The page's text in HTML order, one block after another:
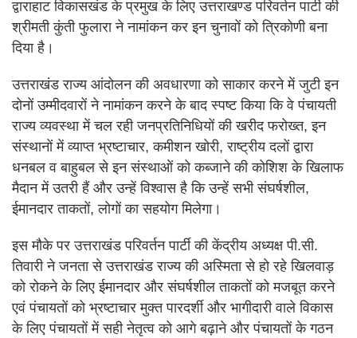
द्वाराहाट विकासखंड के प्रमुख के लिए उत्तराखण्ड परिवर्तन पार्टी की
श्रीमती कुंती फुलारा ने नामांकन कर इन चुनावों को त्रिकोणी बना
दिया है।
उत्तराखंड राज्य आंदोलन की अवधारणा को साकार करने में जुटी इन
दोनों उम्मीदवारों ने नामांकन करने के बाद स्पष्ट किया कि वे पंचायती
राज्य व्यवस्था में चल रही जनप्रतिनिधियों की खरीद फरोख्त, इन
संस्थानों में व्याप्त भ्रष्टाचार, कमीशन खोरी, राष्ट्रीय दलों द्वारा
धनबल व बाहुबल से इन संस्थाओं को कब्जाने की कोशिश के खिलाफ
मैदान में उतरी हैं और उन्हें विश्वास है कि उन्हें सभी संघर्षशील,
ईमानदार ताकतों, लोगों का सहयोग मिलेगा।
इस मौके पर उत्तराखंड परिवर्तन पार्टी की केंद्रीय अध्यक्ष पी.सी.
तिवारी ने जनता से उत्तराखंड राज्य की अस्मिता से हो रहे खिलवाड़
को रोकने के लिए ईमानदार और संघर्षशील ताकतों को मजबूत करने
एवं पंचायतों को भ्रष्टाचार मुक्त पारदर्शी और भागीदारी वाले विकास
के लिए पंचायतों में सही नेतृत्व को आगे बढ़ाने और पंचायतों के गठन